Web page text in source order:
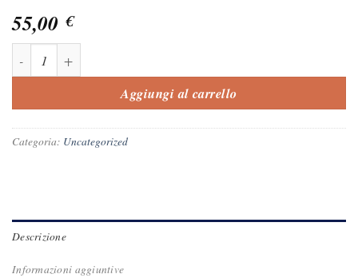
55,00 €
Aggiungi al carrello
Categoria: Uncategorized
Descrizione
Informazioni aggiuntive